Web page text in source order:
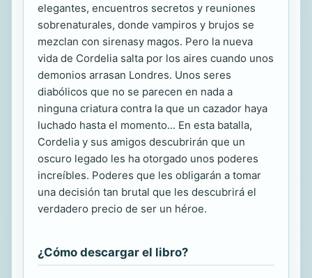
elegantes, encuentros secretos y reuniones
sobrenaturales, donde vampiros y brujos se
mezclan con sirenasy magos. Pero la nueva
vida de Cordelia salta por los aires cuando unos
demonios arrasan Londres. Unos seres
diabólicos que no se parecen en nada a
ninguna criatura contra la que un cazador haya
luchado hasta el momento... En esta batalla,
Cordelia y sus amigos descubrirán que un
oscuro legado les ha otorgado unos poderes
increíbles. Poderes que les obligarán a tomar
una decisión tan brutal que les descubrirá el
verdadero precio de ser un héroe.
¿Cómo descargar el libro?